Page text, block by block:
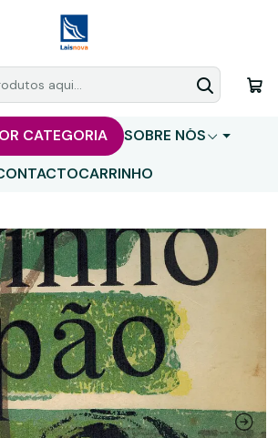
CATEGORIA
SOBRE NÓS
CARRINHO